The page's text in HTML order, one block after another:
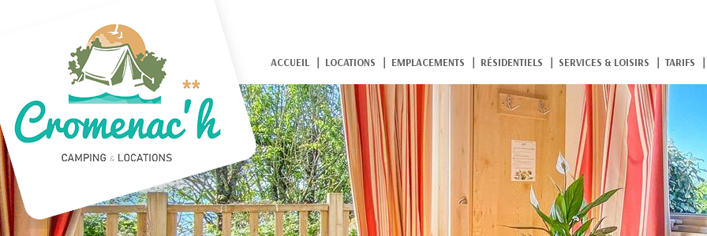
ACCUEIL LOCATIONS EMPLACEMENTS RÉSIDENTIELS SERVICES & LOISIRS TARIFS